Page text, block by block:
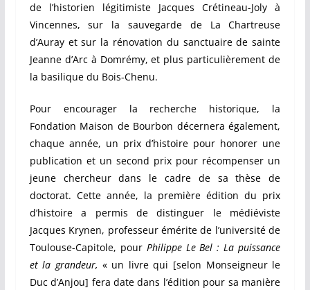
de l’historien légitimiste Jacques Crétineau-Joly à
Vincennes, sur la sauvegarde de La Chartreuse
d’Auray et sur la rénovation du sanctuaire de sainte
Jeanne d’Arc à Domrémy, et plus particulièrement de
la basilique du Bois-Chenu.
Pour encourager la recherche historique, la
Fondation Maison de Bourbon décernera également,
chaque année, un prix d’histoire pour honorer une
publication et un second prix pour récompenser un
jeune chercheur dans le cadre de sa thèse de
doctorat. Cette année, la première édition du prix
d’histoire a permis de distinguer le médiéviste
Jacques Krynen, professeur émérite de l’université de
Toulouse-Capitole, pour Philippe Le Bel : La puissance
et la grandeur, « un livre qui [selon Monseigneur le
Duc d’Anjou] fera date dans l’édition pour sa manière